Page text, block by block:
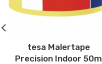
tesa Malertape
Precision Indoor 50m